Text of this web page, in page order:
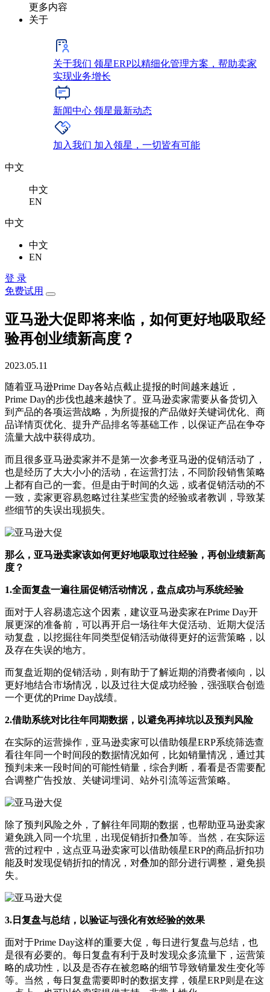
更多内容
关于
关于我们 领星ERP以精细化管理方案，帮助卖家
实现业务增长
新闻中心 领星最新动态
加入我们 加入领星，一切皆有可能
中文
中文
EN
中文
中文
EN
登 录
免费试用
亚马逊大促即将来临，如何更好地吸取经
验再创业绩新高度？
2023.05.11
随着亚马逊Prime Day各站点截止提报的时间越来越近，
Prime Day的步伐也越来越快了。亚马逊卖家需要从备货切入
到产品的各项运营战略，为所提报的产品做好关键词优化、商
品详情页优化、提升产品排名等基础工作，以保证产品在争夺
流量大战中获得成功。
而且很多亚马逊卖家并不是第一次参考亚马逊的促销活动了，
也是经历了大大小小的活动，在运营打法，不同阶段销售策略
上都有自己的一套。但是由于时间的久远，或者促销活动的不
一致，卖家更容易忽略过往某些宝贵的经验或者教训，导致某
些细节的失误出现损失。
那么，亚马逊卖家该如何更好地吸取过往经验，再创业绩新高
度？
1.全面复盘一遍往届促销活动情况，盘点成功与系统经验
面对于人容易遗忘这个因素，建议亚马逊卖家在Prime Day开
展更深的准备前，可以再开启一场往年大促活动、近期大促活
动复盘，以挖掘往年同类型促销活动做得更好的运营策略，以
及存在失误的地方。
而复盘近期的促销活动，则有助于了解近期的消费者倾向，以
更好地结合市场情况，以及过往大促成功经验，强强联合创造
一个更优的Prime Day战绩。
2.借助系统对比往年同期数据，以避免再掉坑以及预判风险
在实际的运营操作，亚马逊卖家可以借助领星ERP系统筛选查
看往年同一个时间段的数据情况如何，比如销量情况，通过其
预判未来一段时间的可能性销量，综合判断，看看是否需要配
合调整广告投放、关键词埋词、站外引流等运营策略。
除了预判风险之外，了解往年同期的数据，也帮助亚马逊卖家
避免跳入同一个坑里，出现促销折扣叠加等。当然，在实际运
营的过程中，这点亚马逊卖家可以借助领星ERP的商品折扣功
能及时发现促销折扣的情况，对叠加的部分进行调整，避免损
失。
3.日复盘与总结，以验证与强化有效经验的效果
面对于Prime Day这样的重要大促，每日进行复盘与总结，也
是很有必要的。每日复盘有利于及时发现众多流量下，运营策
略的成功性，以及是否存在被忽略的细节导致销量发生变化等
等。当然，每日复盘需要即时的数据支撑，领星ERP则是在这